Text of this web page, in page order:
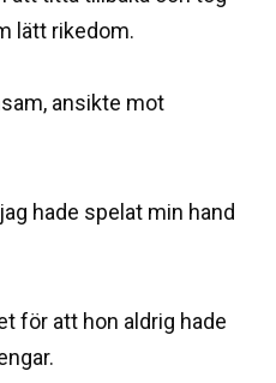
lätt rikedom.
ansikte mot
hade spelat min hand
för att hon aldrig hade